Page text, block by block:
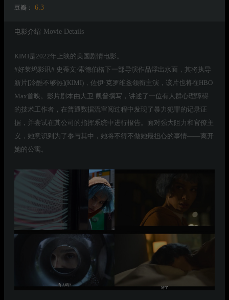
豆瓣：
6.3
电影介绍 Movie Details
KIMI是2022年上映的美国剧情电影。
#好莱坞影讯# 史蒂文·索德伯格下一部导演作品浮出水面，其将执导
新片[冷酷不够热](KIMI)，佐伊·克罗维兹领衔主演，该片也将在HBO
Max首映。影片剧本由大卫·凯普撰写，讲述了一位有人群心理障碍
的技术工作者，在普通数据流审阅过程中发现了暴力犯罪的记录证
据，并尝试在其公司的指挥系统中进行报告。面对强大阻力和官僚主
义，她意识到为了参与其中，她将不得不做她最担心的事情——离开
她的公寓。